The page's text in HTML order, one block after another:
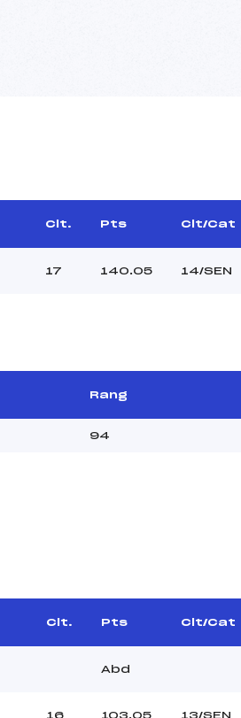
Clt. Pts Clt/Cat
17 140.05 14/SEN
Rang
94
Clt. Pts Clt/Cat
Abd
16 103.05 13/SEN